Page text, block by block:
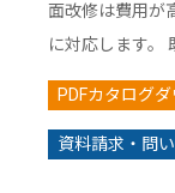
面改修は費用が
に対応します。
PDFカタログ
資料請求・問